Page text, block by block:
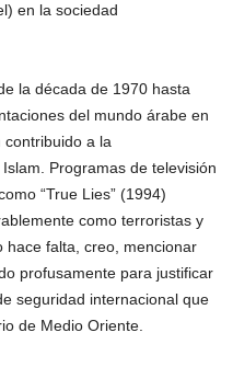
en la sociedad
la década de 1970 hasta
del mundo árabe en
contribuido a la
Programas de televisión
“True Lies” (1994)
como terroristas y
hace falta, creo, mencionar
profusamente para justificar
seguridad internacional que
de Medio Oriente.